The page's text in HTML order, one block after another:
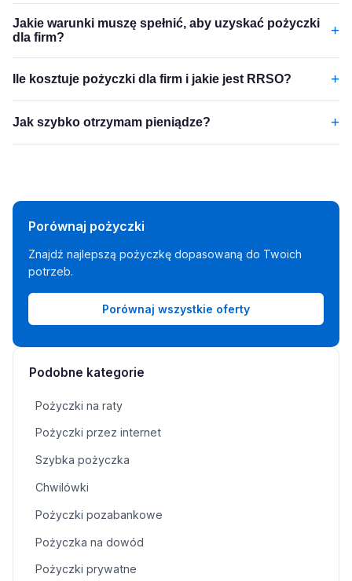
Jakie warunki muszę spełnić, aby uzyskać pożyczki
dla firm?
+
Ile kosztuje pożyczki dla firm i jakie jest RRSO? +
Jak szybko otrzymam pieniądze? +
Porównaj pożyczki
Znajdź najlepszą pożyczkę dopasowaną do Twoich
potrzeb.
Porównaj wszystkie oferty
Podobne kategorie
Pożyczki na raty
Pożyczki przez internet
Szybka pożyczka
Chwilówki
Pożyczki pozabankowe
Pożyczka na dowód
Pożyczki prywatne